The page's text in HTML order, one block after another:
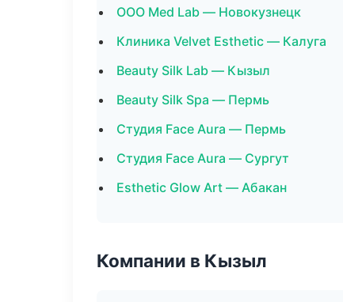
ООО Med Lab — Новокузнецк
Клиника Velvet Esthetic — Калуга
Beauty Silk Lab — Кызыл
Beauty Silk Spa — Пермь
Студия Face Aura — Пермь
Студия Face Aura — Сургут
Esthetic Glow Art — Абакан
Компании в Кызыл